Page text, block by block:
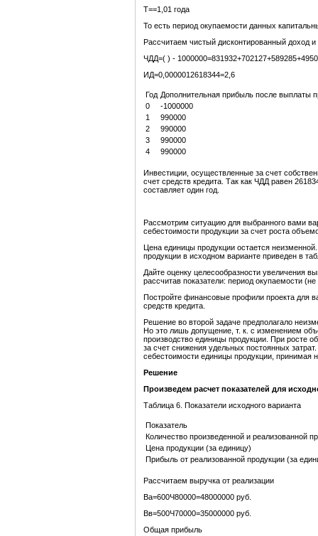
Т==1,01 года
То есть период окупаемости данных
Рассчитаем чистый дисконтированный доход и
ЧДД=( ) -
ИД=0,0000012618344=2,6
Год Дополнительная прибыль после выплаты
0
-1000000
1
990000
2
990000
3
990000
4
990000
Инвестиции, осуществленные за счет
счет средств кредита. Так как ЧДД равен
составляет один год.
Рассмотрим ситуацию для выбранного вами
себестоимости продукции за счет роста
Цена единицы продукции остается
продукции в исходном варианте приведен в
Дайте оценку целесообразности увеличения
рассчитав показатели: период окупаемости
Постройте финансовые профили проекта для
средств кредита.
Решение во второй задаче предполагало
Но это лишь допущение, т. к. с изменением
производство единицы продукции. При росте
за счет снижения удельных постоянных
себестоимости единицы продукции,
Решение
Произведем расчет показателей для
Таблица 6. Показатели исходного варианта
Показатель
Количество произведенной и реализованной
Цена продукции (за единицу)
Прибыль от реализованной продукции (за
Рассчитаем выручка от реализации
Вa=600Ч80000=48000000 руб.
Вв=500Ч70000=35000000 руб.
Общая прибыль